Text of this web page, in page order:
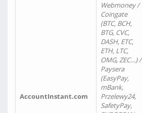
AccountInstant.com
Webmoney /
Coingate
(BTC, BCH,
BTG, CVC,
DASH, ETC,
ETH, LTC,
OMG, ZEC…) /
Paysera
(EasyPay,
mBank,
Przelewy24,
SafetyPay,